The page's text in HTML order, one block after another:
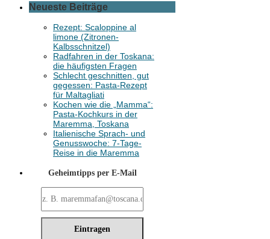
Neueste Beiträge
Rezept: Scaloppine al
limone (Zitronen-
Kalbsschnitzel)
Radfahren in der Toskana:
die häufigsten Fragen
Schlecht geschnitten, gut
gegessen: Pasta-Rezept
für Maltagliati
Kochen wie die „Mamma“:
Pasta-Kochkurs in der
Maremma, Toskana
Italienische Sprach- und
Genusswoche: 7-Tage-
Reise in die Maremma
Geheimtipps per E-Mail